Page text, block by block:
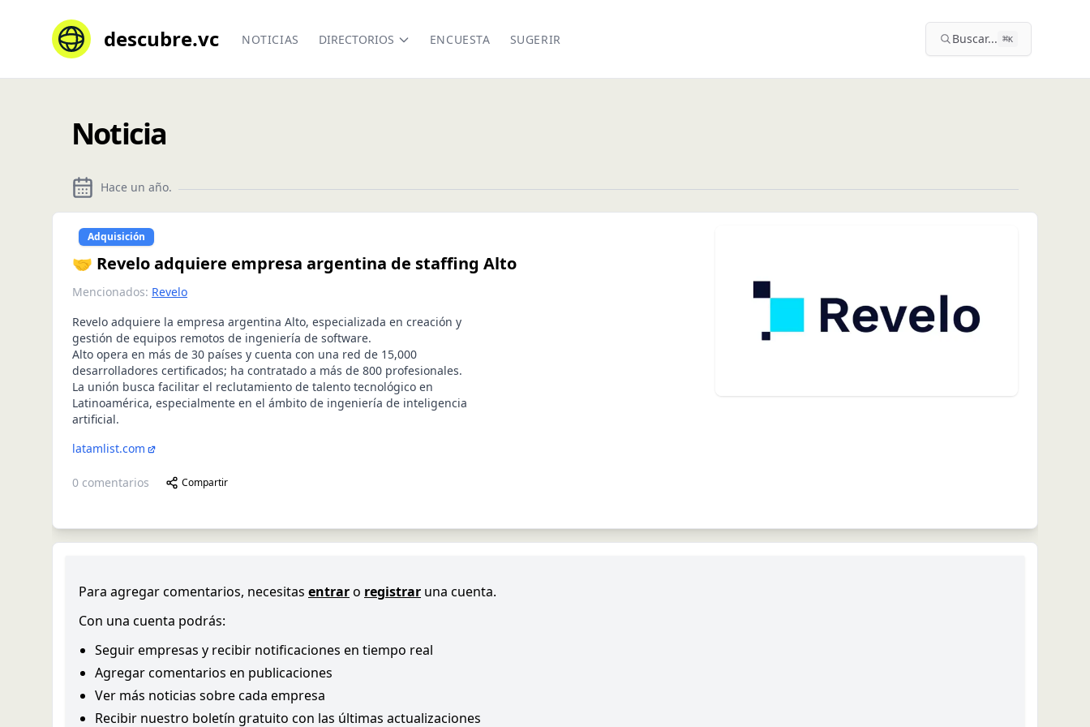
descubre.vc NOTICIAS DIRECTORIOS ENCUESTA SUGERIR Buscar... ⌘K
Noticia
Hace un año.
Adquisición
🤝 Revelo adquiere empresa argentina de staffing Alto
Mencionados: Revelo
Revelo adquiere la empresa argentina Alto, especializada en creación y
gestión de equipos remotos de ingeniería de software.
Alto opera en más de 30 países y cuenta con una red de 15,000
desarrolladores certificados; ha contratado a más de 800 profesionales.
La unión busca facilitar el reclutamiento de talento tecnológico en
Latinoamérica, especialmente en el ámbito de ingeniería de inteligencia
artificial.
latamlist.com
0 comentarios Compartir
Para agregar comentarios, necesitas entraro registrar una cuenta.
Con una cuenta podrás:
Seguir empresas y recibir notificaciones en tiempo real
Agregar comentarios en publicaciones
Ver más noticias sobre cada empresa
Recibir nuestro boletín gratuito con las últimas actualizaciones